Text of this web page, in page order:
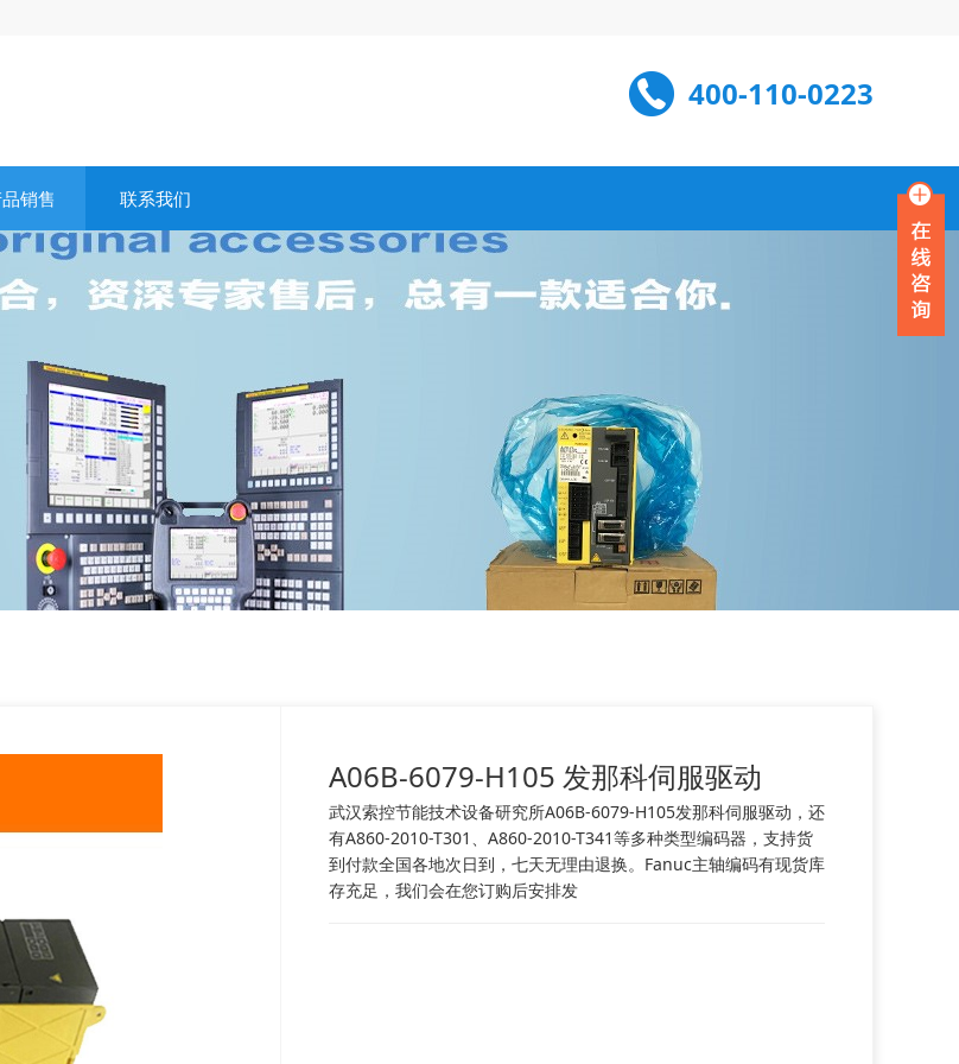
400-110-0223
销售 联系我们
A06B-6079-H105 发那科伺服驱动
武汉索控节能技术设备研究所A06B-6079-H105发那科伺服驱动，还
有A860-2010-T301、A860-2010-T341等多种类型编码器，支持货
到付款全国各地次日到，七天无理由退换。Fanuc主轴编码有现货库
存充足，我们会在您订购后安排发